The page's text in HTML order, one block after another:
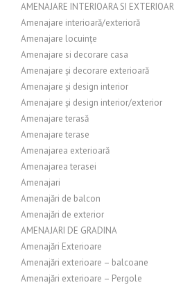
AMENAJARE INTERIOARA SI
Amenajare interioară/exterioră
Amenajare locuințe
Amenajare si decorare casa
Amenajare și decorare exterioară
Amenajare și design interior
Amenajare și design interior/exterior
Amenajare terasă
Amenajare terase
Amenajarea exterioară
Amenajarea terasei
Amenajari
Amenajări de balcon
Amenajări de exterior
AMENAJARI DE GRADINA
Amenajări Exterioare
Amenajări exterioare – balcoane
Amenajări exterioare – Pergole